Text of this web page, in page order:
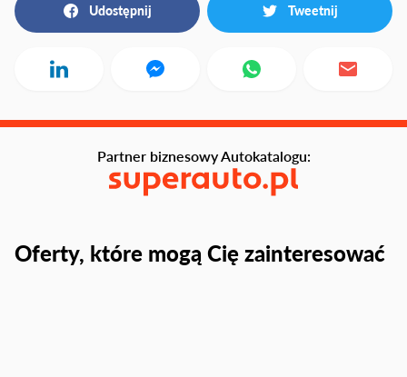
Udostępnij Tweetnij
Oferty, które mogą Cię zainteresować
Partner biznesowy Autokatalogu: